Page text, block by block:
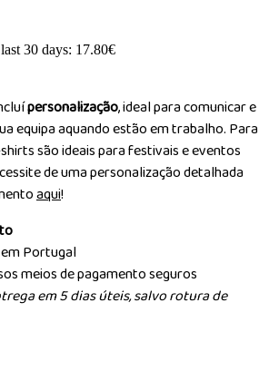
30 days: 17.80€
personalização, ideal para comunicar e
equipa aquando estão em trabalho. Para
são ideais para festivais e eventos
de uma personalização detalhada
aqui!
Portugal
meios de pagamento seguros
em 5 dias úteis, salvo rotura de